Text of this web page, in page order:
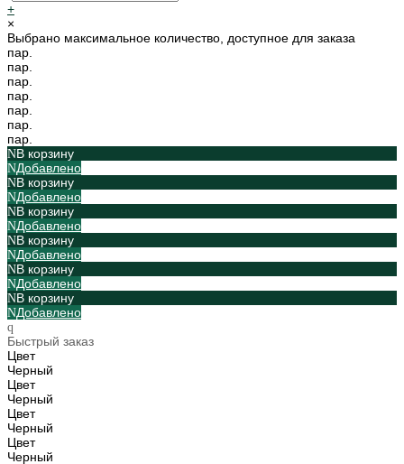
+
×
Выбрано максимальное количество, доступное для заказа
пар.
пар.
пар.
пар.
пар.
пар.
пар.
В корзину
Добавлено
В корзину
Добавлено
В корзину
Добавлено
В корзину
Добавлено
В корзину
Добавлено
В корзину
Добавлено
Быстрый заказ
Цвет
Черный
Цвет
Черный
Цвет
Черный
Цвет
Черный